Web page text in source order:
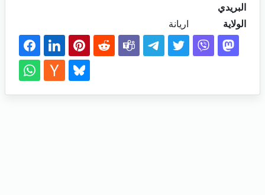
البريدي
الولاية
اريانة